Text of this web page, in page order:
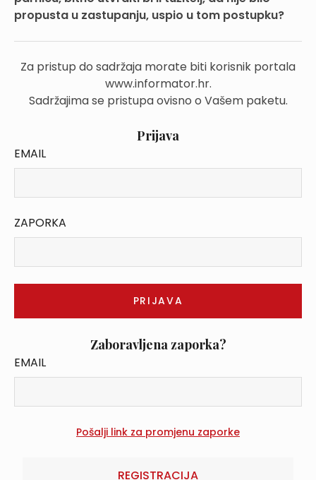
propusta u zastupanju, uspio u tom postupku?
Za pristup do sadržaja morate biti korisnik portala
www.informator.hr.
Sadržajima se pristupa ovisno o Vašem paketu.
Prijava
EMAIL
ZAPORKA
Zaboravljena zaporka?
EMAIL
REGISTRACIJA